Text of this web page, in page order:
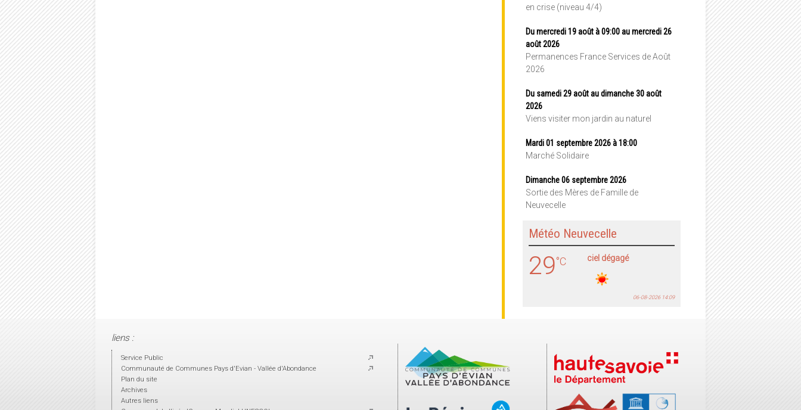
en crise (niveau 4/4)
Du mercredi 19 août à 09:00 au mercredi 26
août 2026
Permanences France Services de Août
2026
Du samedi 29 août au dimanche 30 août
2026
Viens visiter mon jardin au naturel
Mardi 01 septembre 2026 à 18:00
Marché Solidaire
Dimanche 06 septembre 2026
Sortie des Mères de Famille de
Neuvecelle
Météo Neuvecelle
ciel dégagé
29°C
06-08-2026 14:09
liens :
Service Public
Communauté de Communes Pays d'Evian - Vallée d'Abondance
Plan du site
Archives
Autres liens